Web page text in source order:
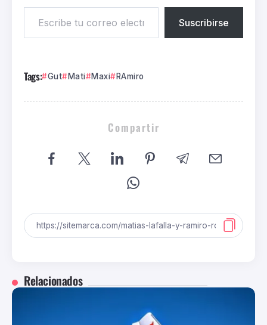
Suscribirse
Tags: Gut Mati Maxi RAmiro
Compartir
Relacionados